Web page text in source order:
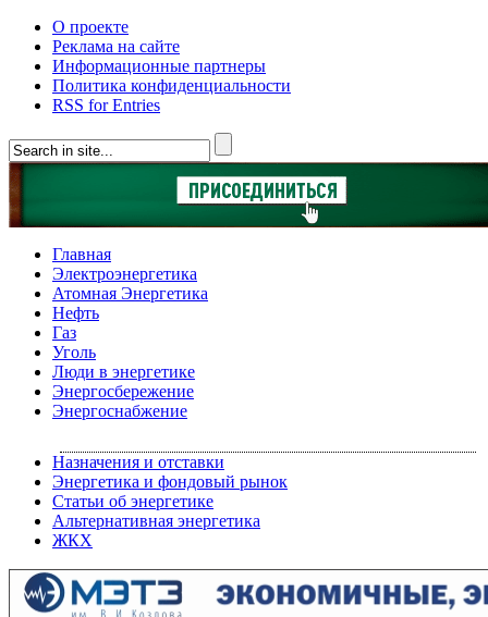
О проекте
Реклама на сайте
Информационные партнеры
Политика конфиденциальности
RSS for Entries
Главная
Электроэнергетика
Атомная Энергетика
Нефть
Газ
Уголь
Люди в энергетике
Энергосбережение
Энергоснабжение
Назначения и отставки
Энергетика и фондовый рынок
Статьи об энергетике
Альтернативная энергетика
ЖКХ